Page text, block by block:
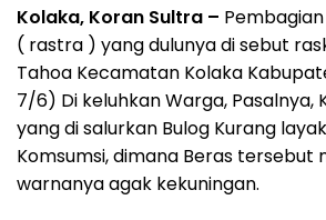
Kolaka, Koran Sultra –
( rastra ) yang dulunya di sebut
Tahoa Kecamatan Kolaka
7/6) Di keluhkan Warga, Pasalnya,
yang di salurkan Bulog Kurang
Komsumsi, dimana Beras tersebut
warnanya agak kekuningan.